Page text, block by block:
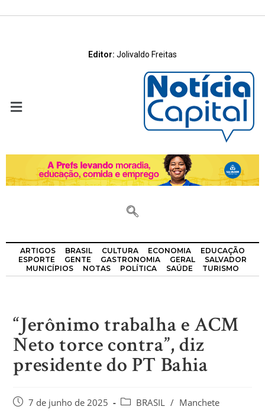
Editor: Jolivaldo Freitas
ARTIGOS BRASIL CULTURA ECONOMIA
EDUCAÇÃO
ESPORTE
GENTE GASTRONOMIA GERAL
SALVADOR
MUNICÍPIOS
NOTAS POLÍTICA SAÚDE TURISMO
“Jerônimo trabalha e ACM
Neto torce contra”, diz
presidente do PT Bahia
7 de junho de 2025 BRASIL / Manchete